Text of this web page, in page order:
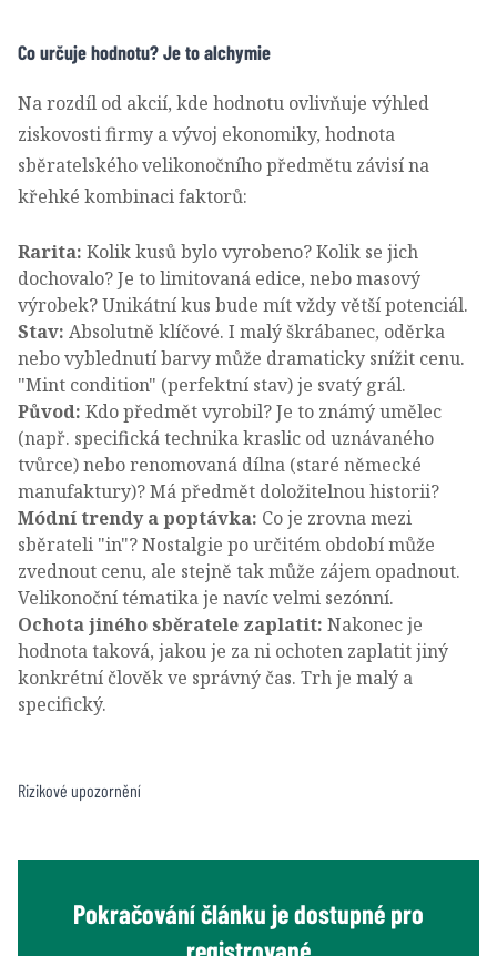
Co určuje hodnotu? Je to alchymie
Na rozdíl od akcií, kde hodnotu ovlivňuje výhled
ziskovosti firmy a vývoj ekonomiky, hodnota
sběratelského velikonočního předmětu závisí na
křehké kombinaci faktorů:
Rarita: Kolik kusů bylo vyrobeno? Kolik se jich
dochovalo? Je to limitovaná edice, nebo masový
výrobek? Unikátní kus bude mít vždy větší potenciál.
Stav: Absolutně klíčové. I malý škrábanec, oděrka
nebo vyblednutí barvy může dramaticky snížit cenu.
"Mint condition" (perfektní stav) je svatý grál.
Původ: Kdo předmět vyrobil? Je to známý umělec
(např. specifická technika kraslic od uznávaného
tvůrce) nebo renomovaná dílna (staré německé
manufaktury)? Má předmět doložitelnou historii?
Módní trendy a poptávka: Co je zrovna mezi
sběrateli "in"? Nostalgie po určitém období může
zvednout cenu, ale stejně tak může zájem opadnout.
Velikonoční tématika je navíc velmi sezónní.
Ochota jiného sběratele zaplatit: Nakonec je
hodnota taková, jakou je za ni ochoten zaplatit jiný
konkrétní člověk ve správný čas. Trh je malý a
specifický.
Rizikové upozornění
Pokračování článku je dostupné pro
registrované